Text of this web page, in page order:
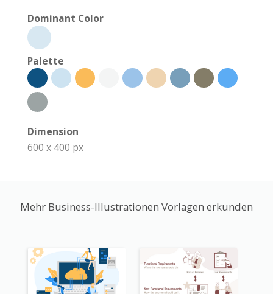
Dominant Color
Palette
Dimension
600 x 400 px
Mehr Business-Illustrationen Vorlagen erkunden